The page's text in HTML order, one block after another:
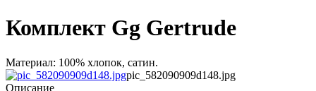
Комплект Gg Gertrude
Материал: 100% хлопок, сатин.
pic_582090909d148.jpg
Описание